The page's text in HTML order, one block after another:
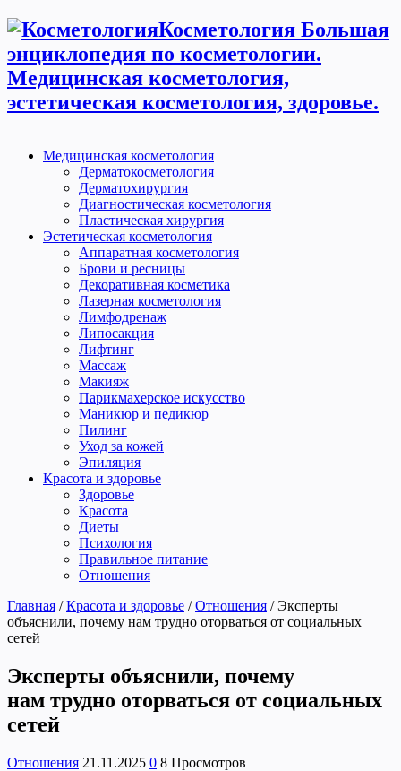
Косметология Большая
энциклопедия по косметологии.
Медицинская косметология,
эстетическая косметология, здоровье.
Медицинская косметология
Дерматокосметология
Дерматохирургия
Диагностическая косметология
Пластическая хирургия
Эстетическая косметология
Аппаратная косметология
Брови и ресницы
Декоративная косметика
Лазерная косметология
Лимфодренаж
Липосакция
Лифтинг
Массаж
Макияж
Парикмахерское искусство
Маникюр и педикюр
Пилинг
Уход за кожей
Эпиляция
Красота и здоровье
Здоровье
Красота
Диеты
Психология
Правильное питание
Отношения
Главная / Красота и здоровье / Отношения / Эксперты
объяснили, почему нам трудно оторваться от социальных
сетей
Эксперты объяснили, почему
нам трудно оторваться от социальных
сетей
Отношения 21.11.2025 0 8 Просмотров